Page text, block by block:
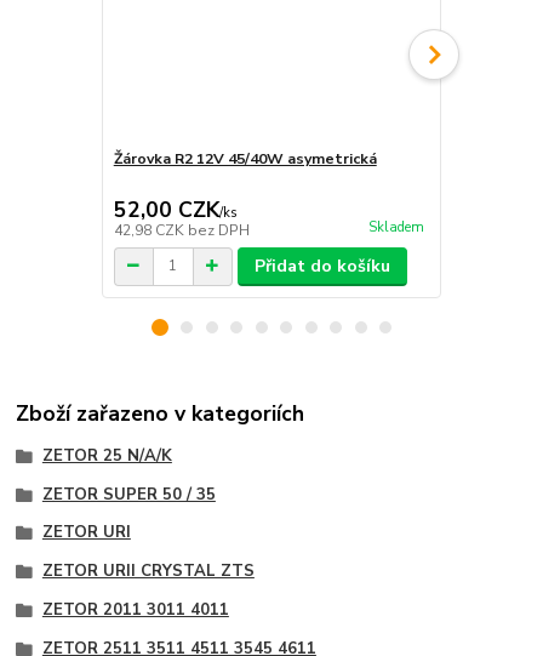
Žárovka R2 12V 45/40W asymetrická
52,00 CZK/ks
42,98 CZK bez DPH Skladem
Přidat do košíku
Zboží zařazeno v kategoriích
ZETOR 25 N/A/K
ZETOR SUPER 50 / 35
ZETOR URI
ZETOR URII CRYSTAL ZTS
ZETOR 2011 3011 4011
ZETOR 2511 3511 4511 3545 4611